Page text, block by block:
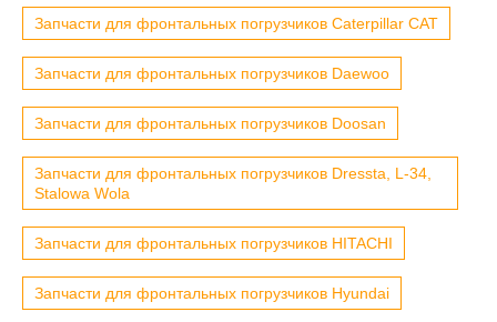
Запчасти для фронтальных погрузчиков Caterpillar CAT
Запчасти для фронтальных погрузчиков Daewoo
Запчасти для фронтальных погрузчиков Doosan
Запчасти для фронтальных погрузчиков Dressta, L-34,
Stalowa Wola
Запчасти для фронтальных погрузчиков HITACHI
Запчасти для фронтальных погрузчиков Hyundai